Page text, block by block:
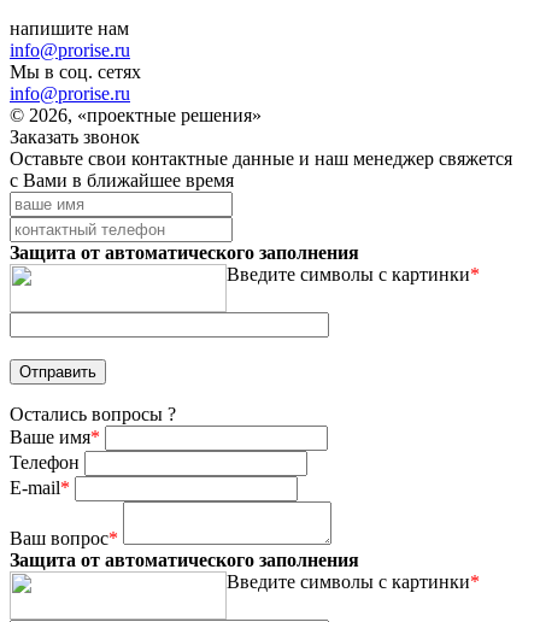
напишите нам
info@prorise.ru
Мы в соц. сетях
info@prorise.ru
© 2026, «проектные решения»
Заказать звонок
Оставьте свои контактные данные и наш менеджер свяжется
с Вами в ближайшее время
Защита от автоматического заполнения
Введите символы с картинки*
Остались вопросы ?
Ваше имя*
Телефон
E-mail*
Ваш вопрос*
Защита от автоматического заполнения
Введите символы с картинки*